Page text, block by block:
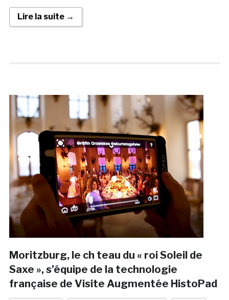
Lire la suite →
Moritzburg, le ch teau du « roi Soleil de
Saxe », s’équipe de la technologie
française de Visite Augmentée HistoPad